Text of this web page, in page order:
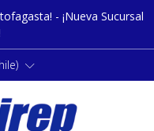
- ¡Nueva Sucursal